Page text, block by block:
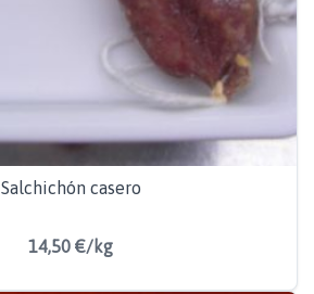
Salchichón casero
14,50 €/kg